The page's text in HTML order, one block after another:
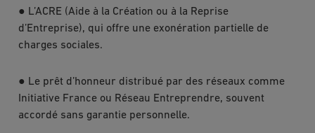
● L’ACRE (Aide à la Création ou à la Reprise
d’Entreprise), qui offre une exonération partielle de
charges sociales.
● Le prêt d’honneur distribué par des réseaux comme
Initiative France ou Réseau Entreprendre, souvent
accordé sans garantie personnelle.